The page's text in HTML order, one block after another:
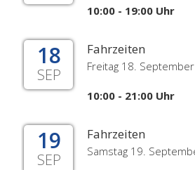
10:00 - 19:00 Uhr
18
SEP
Fahrzeiten
Freitag 18.
10:00 - 21:00 Uhr
19
SEP
Fahrzeiten
Samstag 19.